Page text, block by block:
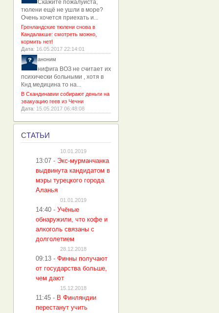
Скажите пожалуйста,
тюлени ещё не ушли в море?
Очень хочется приехать и...
Гренландские тюлени снова в
Кандалакше: смотреть можно,
кормить нет!
Дата: 16.05.2017 22:14:01
аноним
нифига ВОЗ не считает их
психически больными , хотя в
Кнд медицина то на...
В Скандинавии собирают деньги на
эвакуацию геев из Чечни
Дата: 15.05.2017 06:48:08
СТАТЬИ
10.01.2019
13:07 - Экс-мурманчанка
выдвинута кандидатом в
мэры турецкого города
Аланья
01.01.2019
14:40 - Учёные
обнаружили, что кофе и
алкоголь связаны с
долголетием
28.12.2018
09:13 - Финны получают
от государства больше,
чем дают
15.12.2018
11:45 - В Финляндии
перестанут учить